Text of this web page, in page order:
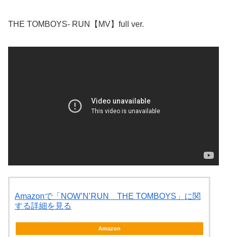
THE TOMBOYS- RUN【MV】full ver.
Amazonで「NOW’N’RUN THE TOMBOYS」に関
する詳細を見る
Amazon